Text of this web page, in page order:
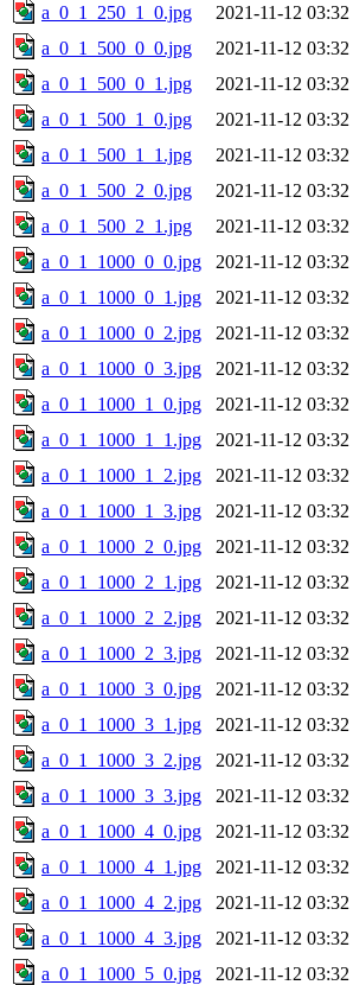
a_0_1_250_1_0.jpg
2021-11-12 03:32
a_0_1_500_0_0.jpg
2021-11-12 03:32
a_0_1_500_0_1.jpg
2021-11-12 03:32
a_0_1_500_1_0.jpg
2021-11-12 03:32
a_0_1_500_1_1.jpg
2021-11-12 03:32
a_0_1_500_2_0.jpg
2021-11-12 03:32
a_0_1_500_2_1.jpg
2021-11-12 03:32
a_0_1_1000_0_0.jpg
2021-11-12 03:32
a_0_1_1000_0_1.jpg
2021-11-12 03:32
a_0_1_1000_0_2.jpg
2021-11-12 03:32
a_0_1_1000_0_3.jpg
2021-11-12 03:32
a_0_1_1000_1_0.jpg
2021-11-12 03:32
a_0_1_1000_1_1.jpg
2021-11-12 03:32
a_0_1_1000_1_2.jpg
2021-11-12 03:32
a_0_1_1000_1_3.jpg
2021-11-12 03:32
a_0_1_1000_2_0.jpg
2021-11-12 03:32
a_0_1_1000_2_1.jpg
2021-11-12 03:32
a_0_1_1000_2_2.jpg
2021-11-12 03:32
a_0_1_1000_2_3.jpg
2021-11-12 03:32
a_0_1_1000_3_0.jpg
2021-11-12 03:32
a_0_1_1000_3_1.jpg
2021-11-12 03:32
a_0_1_1000_3_2.jpg
2021-11-12 03:32
a_0_1_1000_3_3.jpg
2021-11-12 03:32
a_0_1_1000_4_0.jpg
2021-11-12 03:32
a_0_1_1000_4_1.jpg
2021-11-12 03:32
a_0_1_1000_4_2.jpg
2021-11-12 03:32
a_0_1_1000_4_3.jpg
2021-11-12 03:32
a_0_1_1000_5_0.jpg
2021-11-12 03:32